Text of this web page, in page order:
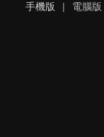
手機版
| 電腦版